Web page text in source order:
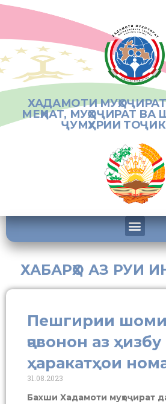
ХАДАМОТИ
МЕҲНАТ, МУҲОҶИРАТ ВА
ҶУМҲУРИИ
ХАБАРҲО АЗ РУИ
Пешгирии
ҷавонон аз ҳизбу
ҳаракатҳои
31.08.2023
Бахши Хадамоти муҳоҷират